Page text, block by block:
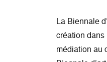
La Biennale
création
médiation au